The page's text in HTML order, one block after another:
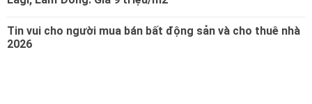
Tin vui cho người mua bán bất động sản và cho thuê nhà
2026